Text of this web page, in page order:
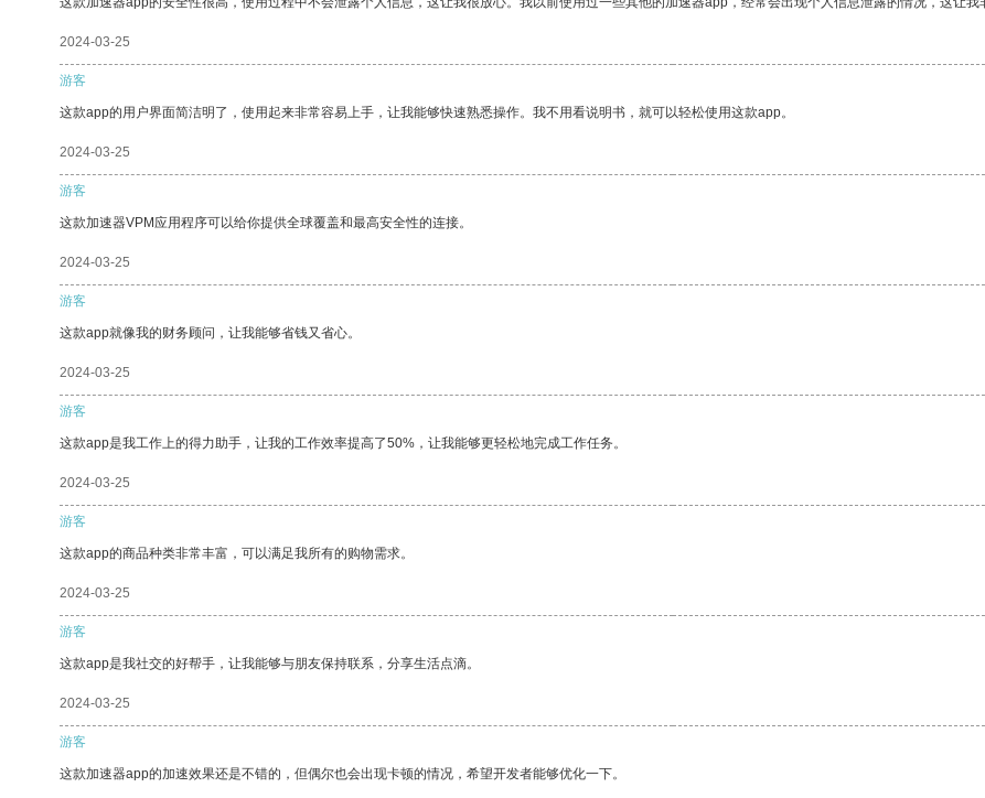
2024-03-25
游客
这款app的用户界面简洁明了，使用起来非常容易上手，让我能够快速熟悉操作。我不用看说明书，就可以轻松使用这款app。
2024-03-25
游客
这款加速器VPM应用程序可以给你提供全球覆盖和最高安全性的连接。
2024-03-25
游客
这款app就像我的财务顾问，让我能够省钱又省心。
2024-03-25
游客
这款app是我工作上的得力助手，让我的工作效率提高了50%，让我能够更轻松地完成工作任务。
2024-03-25
游客
这款app的商品种类非常丰富，可以满足我所有的购物需求。
2024-03-25
游客
这款app是我社交的好帮手，让我能够与朋友保持联系，分享生活点滴。
2024-03-25
游客
这款加速器app的加速效果还是不错的，但偶尔也会出现卡顿的情况，希望开发者能够优化一下。